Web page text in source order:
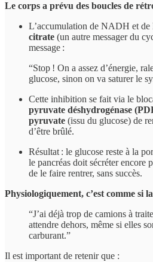
Le corps a prévu des boucles de
L’accumulation de NADH et de
citrate (un autre messager du
message :
“Stop ! On a assez d’énergie,
glucose, sinon on va saturer le
Cette inhibition se fait via le
pyruvate déshydrogénase
pyruvate (issu du glucose) de
d’être brûlé.
Résultat : le glucose reste à la
le pancréas doit sécréter encore
de le faire rentrer, sans succès.
Physiologiquement, c’est comme si
“J’ai déjà trop de camions à
attendre dehors, même si elles
carburant.”
Il est important de retenir que :